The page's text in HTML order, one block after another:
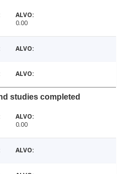
0.00
studies completed
0.00